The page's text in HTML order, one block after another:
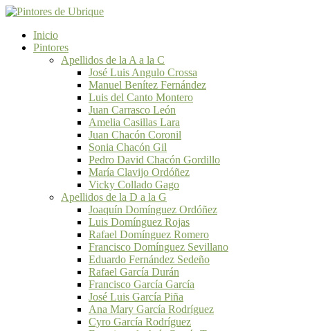
Inicio
Pintores
Apellidos de la A a la C
José Luis Angulo Crossa
Manuel Benítez Fernández
Luis del Canto Montero
Juan Carrasco León
Amelia Casillas Lara
Juan Chacón Coronil
Sonia Chacón Gil
Pedro David Chacón Gordillo
María Clavijo Ordóñez
Vicky Collado Gago
Apellidos de la D a la G
Joaquín Domínguez Ordóñez
Luis Domínguez Rojas
Rafael Domínguez Romero
Francisco Domínguez Sevillano
Eduardo Fernández Sedeño
Rafael García Durán
Francisco García García
José Luis García Piña
Ana Mary García Rodríguez
Cyro García Rodríguez